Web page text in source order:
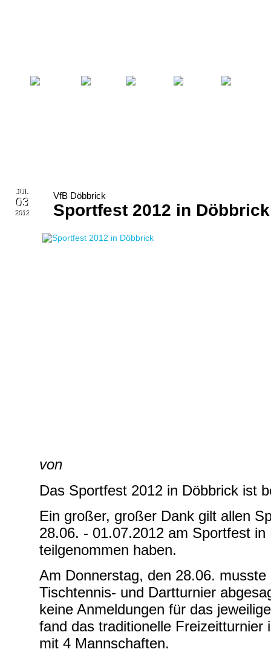
JUL
03
2012
VfB Döbbrick
Sportfest 2012 in Döbbrick
von
Das Sportfest 2012 in Döbbrick ist
Ein großer, großer Dank gilt allen
28.06. - 01.07.2012 am Sportfest in
teilgenommen haben.
Am Donnerstag, den 28.06. musste
Tischtennis- und Dartturnier
keine Anmeldungen für das
fand das traditionelle Freizeitturnier
mit 4 Mannschaften.